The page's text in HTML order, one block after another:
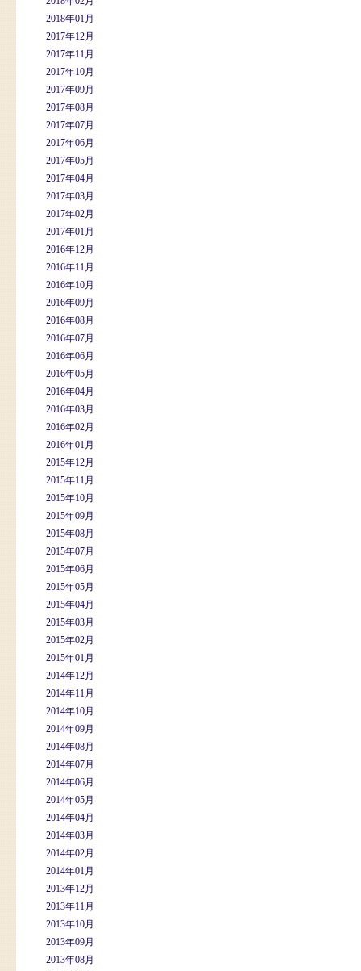
2018年01月
2017年12月
2017年11月
2017年10月
2017年09月
2017年08月
2017年07月
2017年06月
2017年05月
2017年04月
2017年03月
2017年02月
2017年01月
2016年12月
2016年11月
2016年10月
2016年09月
2016年08月
2016年07月
2016年06月
2016年05月
2016年04月
2016年03月
2016年02月
2016年01月
2015年12月
2015年11月
2015年10月
2015年09月
2015年08月
2015年07月
2015年06月
2015年05月
2015年04月
2015年03月
2015年02月
2015年01月
2014年12月
2014年11月
2014年10月
2014年09月
2014年08月
2014年07月
2014年06月
2014年05月
2014年04月
2014年03月
2014年02月
2014年01月
2013年12月
2013年11月
2013年10月
2013年09月
2013年08月